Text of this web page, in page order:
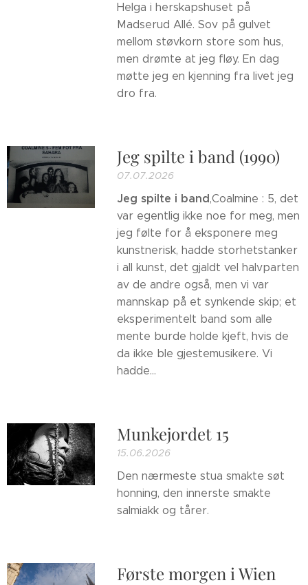
Helga i herskapshuset på
Madserud Allé. Sov på gulvet
mellom støvkorn store som hus,
men drømte at jeg fløy. En dag
møtte jeg en kjenning fra livet jeg
dro fra.
Jeg spilte i band (1990)
07.07.2026
Jeg spilte i band,Coalmine : 5, det
var egentlig ikke noe for meg, men
jeg følte for å eksponere meg
kunstnerisk, hadde storhetstanker
i all kunst, det gjaldt vel halvparten
av de andre også, men vi var
mannskap på et synkende skip; et
eksperimentelt band som alle
mente burde holde kjeft, hvis de
da ikke ble gjestemusikere. Vi
hadde...
Munkejordet 15
15.06.2026
Den nærmeste stua smakte søt
honning, den innerste smakte
salmiakk og tårer.
Første morgen i Wien